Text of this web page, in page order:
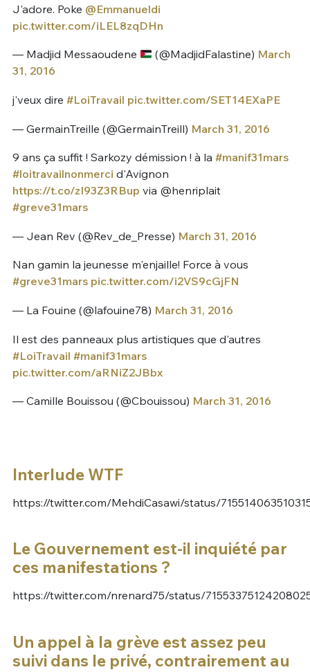
J'adore. Poke @Emmanueldi
pic.twitter.com/iLEL8zqDHn
— Madjid Messaoudene (@MadjidFalastine) March
31, 2016
j'veux dire #LoiTravail pic.twitter.com/SET14EXaPE
— GermainTreille (@GermainTreill) March 31, 2016
9 ans ça suffit ! Sarkozy démission ! à la #manif31mars
#loitravailnonmerci d'Avignon
https://t.co/zI93Z3RBup via @henriplait
#greve31mars
— Jean Rev (@Rev_de_Presse) March 31, 2016
Nan gamin la jeunesse m'enjaille! Force à vous
#greve31mars pic.twitter.com/i2VS9cGjFN
— La Fouine (@lafouine78) March 31, 2016
Il est des panneaux plus artistiques que d'autres
#LoiTravail #manif31mars
pic.twitter.com/aRNiZ2JBbx
— Camille Bouissou (@Cbouissou) March 31, 2016
Interlude WTF
https://twitter.com/MehdiCasawi/status/
Le Gouvernement est-il inquiété par
ces manifestations ?
https://twitter.com/nrenard75/status/
Un appel à la grève est assez peu
suivi dans le privé, contrairement au